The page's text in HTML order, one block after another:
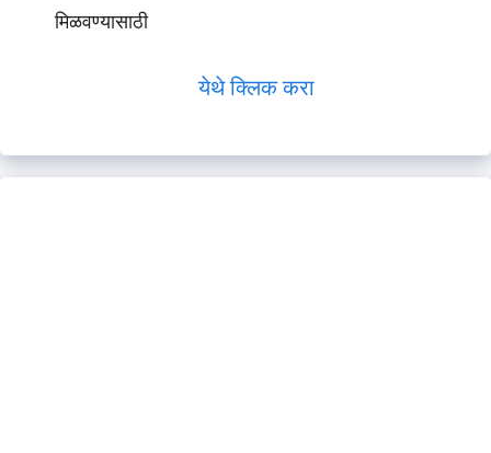
मिळवण्यासाठी
येथे क्लिक करा